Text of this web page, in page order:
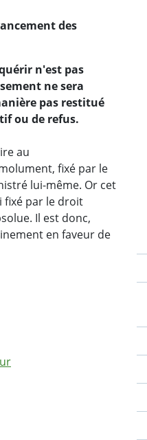
des
n'est pas
ne sera
pas restitué
ou de refus.
au
fixé par le
lui-même. Or cet
fixé par le droit
Il est donc,
en faveur de